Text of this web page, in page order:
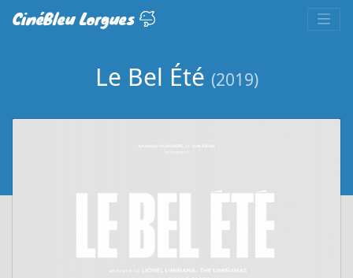
CinéBleu Lorgues
Le Bel Été (2019)